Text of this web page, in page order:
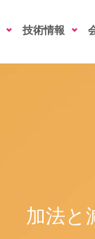
技術情報
加法と